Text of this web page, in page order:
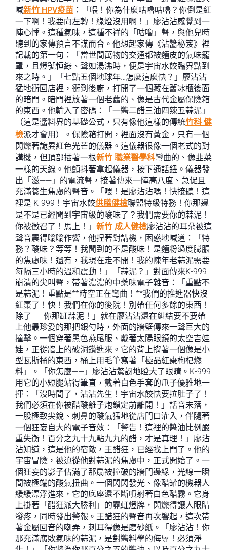
喊新竹 HPV疫苗 ：「喂！你為什麼咕嚕咕嚕？你倒是紅
一下啊！我要向左轉！綠燈沒用啊！」廖沾沾感覺到一
陣心悸。這種氣味，這種不祥的「咕嚕」聲，與他兒時
聽到的家傳預言不謀而合。他想起家傳《沾醬秘笈》裡
記載的第一句：「當世間萬物的交通都被麵皮的氣味籠
罩，且燈號恒綠、聲如湯沸時，便是宇宙水餃臨界點到
來之時。」「七點五個地球年…怎麼這麼快？」廖沾沾
猛地衝回店裡，衝到後廚，打開了一個藏在舊冰櫃後面
的暗門。暗門裡放著一個老舊的、像是古代金屬保險箱
的東西。他輸入了密碼：「一醬二醋三油四辣五蒜泥」
（這是醬料界的基礎公式，只有像他這樣的傳統竹科 健
檢派才會用）。保險箱打開，裡面沒有黃金，只有一個
閃爍著詭異紅色光芒的儀器。這儀器很像一個老式的對
講機，但頂部插著一根新竹 職業醫學科彎曲的、像韭菜
一樣的天線。他顫抖著拿起儀器，按下通話鈕。儀器發
出「滋——」的電流聲，接著傳來一陣高八度、急促且
充滿養生焦慮的聲音。「喂！是廖沾沾嗎！快接聽！這
裡是 K-999！宇宙水餃供膳健檢聯盟特級特務！你那邊
是不是已經聞到宇宙級的酸味了？我們需要你的蒜泥！
你被徵召了！馬上！」 新竹 成人健檢廖沾沾的耳朵被這
聲音震得嗡嗡作響，他捏著對講機，困惑地喊道：「特
務？酸味？等等！我聞到的不是酸味！是麵粉過度膨脹
的焦慮味！還有，我現在走不開！我的陳年老蒜泥需要
每隔三小時的溫和震動！」「蒜泥？」對面傳來K-999
崩潰的尖叫聲，帶著濃濃的中藥味電子雜音：「重點不
是蒜泥！重點是**時空正在彎曲！**我們的推進器快沒
紅棗了！快！我們在你的後院！別帶任何多餘的東西！
除了——你那缸蒜泥！」就在廖沾沾還在糾結要不要帶
上他最珍愛的那把銀勺時，外面的牆壁傳來一聲巨大的
撞擊。一個穿著黑色燕尾服、戴著太陽眼鏡的太空吉娃
娃，正從牆上的破洞鑽進來。它的背上揹著一個像是小
型瓦斯桶的東西，桶上用毛筆寫著「極品紅棗枸杞燃
料」。「你怎麼——」廖沾沾驚訝地瞪大了眼睛。K-999
用它的小短腿站得筆直，戴著白色手套的爪子優雅地一
揮：「沒時間了，沾沾先生！宇宙水餃快要拉肚子了！
我們必須在你被醋酸離子炮鎖定前離開！」話音未落，
一股極致尖銳、刺鼻的酸氣猛地從店門口灌入，伴隨著
一個狂妄自大的電子音效：「警告！這裡的醬油比例嚴
重失衡！百分之九十九點九九的醋，才是真理！」廖沾
沾知道，這是他的宿敵，王醋狂，已經找上門了。他的
宇宙冒險，被迫從他對蒜泥的焦慮中，正式開始了。一
個狂妄的影子佔滿了那扇被撞破的牆門邊緣，光線一瞬
間被極端的酸氣扭曲。一個閃閃發光、像醋罐的機器人
緩緩漂浮進來，它的底座還不斷噴射著白色醋霧。它身
上掛著「醋狂派大勝利」的霓虹燈牌，閃爍得讓人眼睛
發疼，同時發出警報。王醋狂的聲音再次響起，這次帶
著金屬回音的嘲弄，刺耳得像是磨砂紙。「廖沾沾！你
那充滿腐敗氣味的蒜泥，是對醬料學的侮辱！必須淨